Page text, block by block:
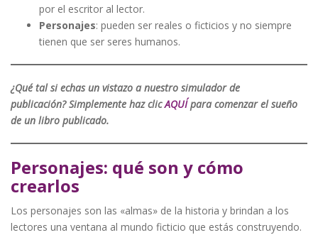
por el escritor al lector.
Personajes: pueden ser reales o ficticios y no siempre
tienen que ser seres humanos.
¿Qué tal si echas un vistazo a nuestro simulador de
publicación? Simplemente haz clicAQUÍpara comenzar el sueño
de un libro publicado.
Personajes: qué son y cómo
crearlos
Los personajes son las «almas» de la historia y brindan a los
lectores una ventana al mundo ficticio que estás construyendo.